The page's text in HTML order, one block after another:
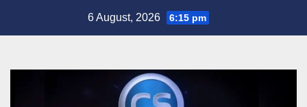
6 August, 2026 6:15 pm